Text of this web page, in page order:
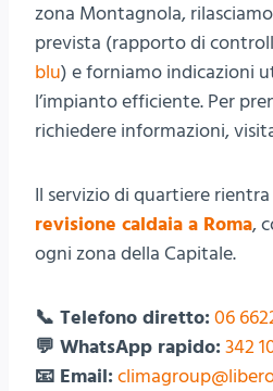
zona Montagnola,
prevista (rapporto di
blu) e forniamo indicazioni
l’impianto efficiente. Per
richiedere informazioni,
Il servizio di quartiere
revisione caldaia a Roma,
ogni zona della Capitale.
📞 Telefono diretto: 06
💬 WhatsApp rapido: 342
📧 Email: